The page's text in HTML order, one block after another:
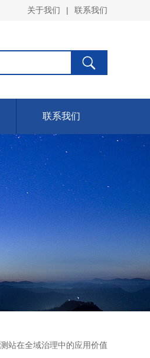
关于我们 | 联系我们
联系我们
站在全域治理中的应用价值